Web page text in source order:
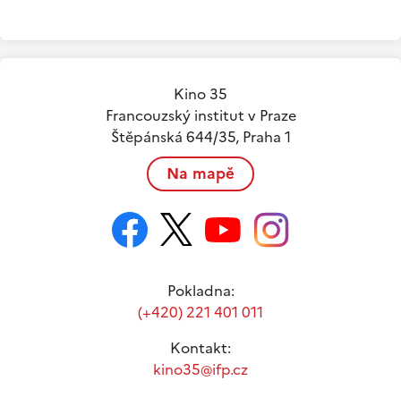
Kino 35
Francouzský institut v Praze
Štěpánská 644/35, Praha 1
Na mapě
Pokladna:
(+420) 221 401 011
Kontakt:
kino35@ifp.cz